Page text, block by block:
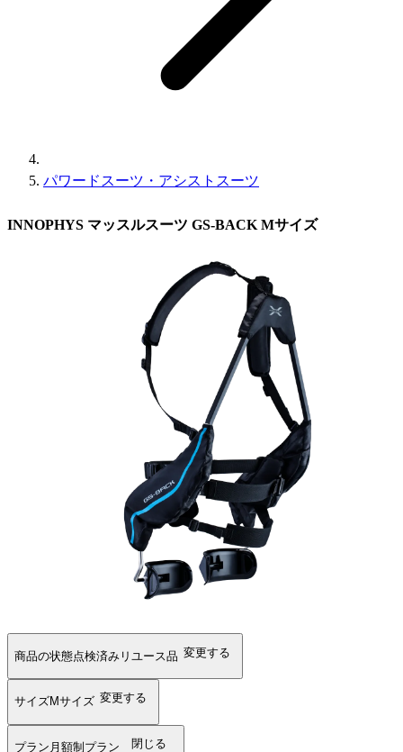
パワードスーツ・アシストスーツ
INNOPHYS マッスルスーツ GS-BACK Mサイズ
商品の状態点検済みリユース品 変更する
サイズMサイズ 変更する
プラン 月額制プラン 閉じる